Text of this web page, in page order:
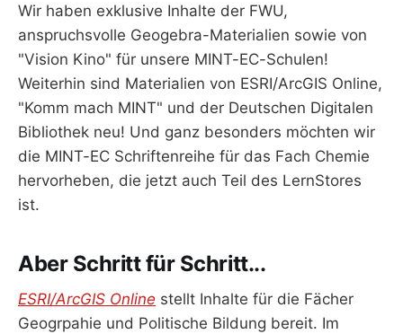
Wir haben exklusive Inhalte der FWU,
anspruchsvolle Geogebra-Materialien sowie von
"Vision Kino" für unsere MINT-EC-Schulen!
Weiterhin sind Materialien von ESRI/ArcGIS Online,
"Komm mach MINT" und der Deutschen Digitalen
Bibliothek neu! Und ganz besonders möchten wir
die MINT-EC Schriftenreihe für das Fach Chemie
hervorheben, die jetzt auch Teil des LernStores
ist.
Aber Schritt für Schritt...
ESRI/ArcGIS Online stellt Inhalte für die Fächer
Geogrpahie und Politische Bildung bereit. Im